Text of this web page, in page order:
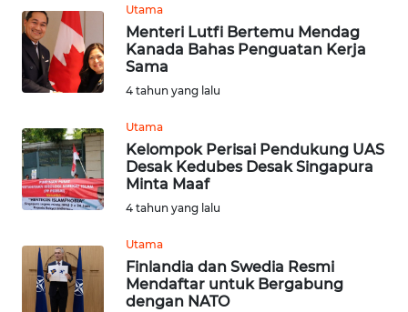
Utama
Menteri Lutfi Bertemu Mendag
Kanada Bahas Penguatan Kerja
Sama
4 tahun yang lalu
Utama
Kelompok Perisai Pendukung UAS
Desak Kedubes Desak Singapura
Minta Maaf
4 tahun yang lalu
Utama
Finlandia dan Swedia Resmi
Mendaftar untuk Bergabung
dengan NATO
WN
SULTENG
WN
BABEL
SUMBAR
WN